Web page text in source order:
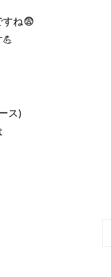
すね😨
ス)